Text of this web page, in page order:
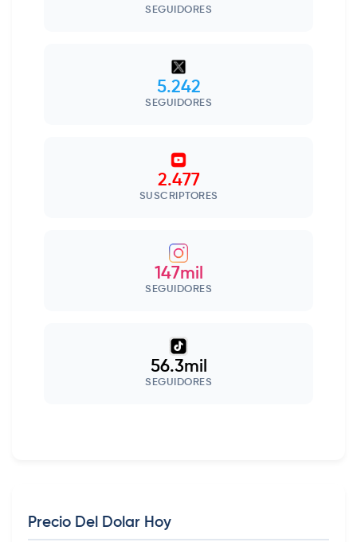
SEGUIDORES
5.242
SEGUIDORES
2.477
SUSCRIPTORES
147mil
SEGUIDORES
56.3mil
SEGUIDORES
Precio Del Dolar Hoy